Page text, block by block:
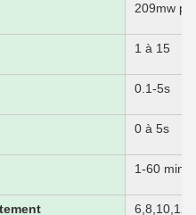
209mw
1 à 15
0.1-5s
0 à 5s
1-60